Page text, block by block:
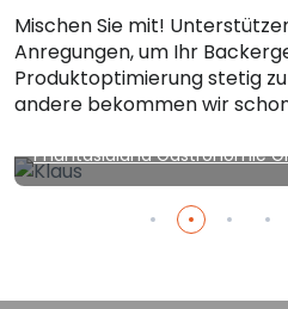
Mischen Sie mit!
Anregungen, um Ihr
Produktoptimierung stetig
andere bekommen wir
"Kein Kuchen ist auch keine
"gehts nicht" - gibts nicht!
Phantasialand Gastronomie